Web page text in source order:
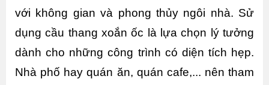
với không gian và phong thủy ngôi nhà. Sử
dụng cầu thang xoắn ốc là lựa chọn lý tưởng
dành cho những công trình có diện tích hẹp.
Nhà phố hay quán ăn, quán cafe,... nên tham